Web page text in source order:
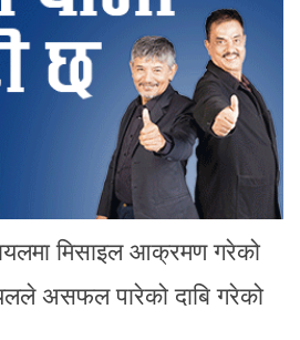
मिसाइल आक्रमण गरेको
असफल पारेको दाबि गरेको